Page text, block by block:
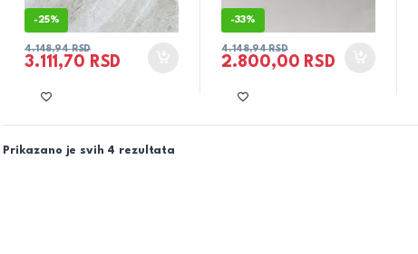
-25%
3.111,70 RSD
4.148,94RSD
-33%
2.800,00 RSD
4.148,94RSD
Prikazano je svih 4 rezultata